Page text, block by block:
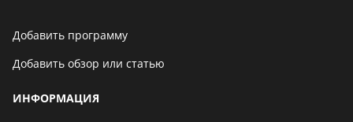
Добавить программу
Добавить обзор или статью
ИНФОРМАЦИЯ